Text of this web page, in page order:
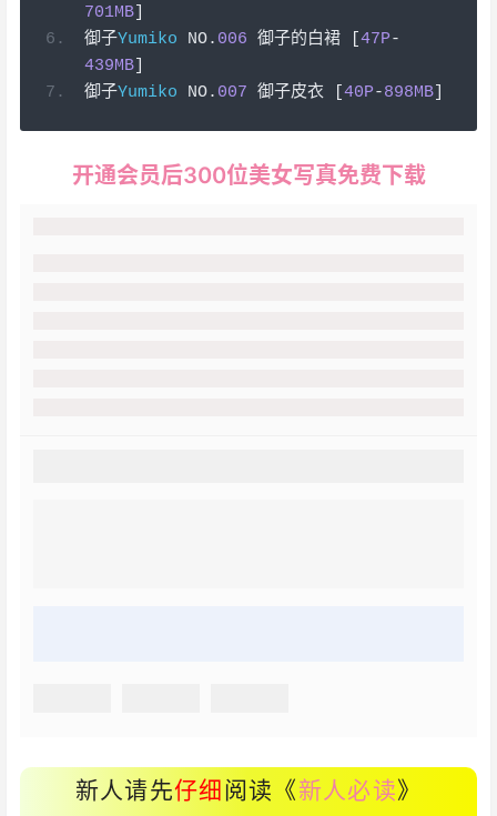
701MB]
御子Yumiko NO. 006 御子的白裙 47P-
439MB]
御子Yumiko NO. 007 御子皮衣 40P-898MB]
开通会员后300位美女写真免费下载
新人请先仔细 阅读《新人必读》